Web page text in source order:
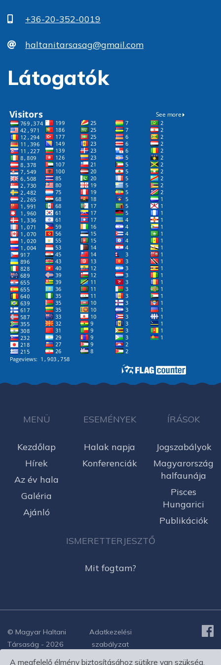
+36-20-352-0019
haltanitarsasag@gmail.com
Látogatók
MENÜ
Kezdőlap
Hírek
Az év hala
Galéria
Ajánló
ESEMÉNYEK
Halak napja
Konferenciák
ÍRÁSOK
Jogszabályok
Magyarország
halfaunája
Pisces
Hungarici
Publikációk
ISMERETTERJESZTŐ
Mit fogtam?
© Magyar Haltani
Társaság - 2026
Adatkezelési
szabályzat
A megfelelő élmény biztosításához sütikre van szükség.